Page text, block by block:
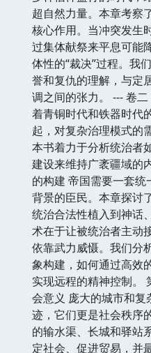
超自然力量。本章考察
核心作用。当冲突发生
过集体献祭来平息可能
体性的“裁决”过程。我
誉和复仇的理解，与定
调之间的张力。 --- 卷
着青铜时代和铁器时代
起，对复杂治理模式的
本书着力于分析统治者
建设来维持广袤疆域的
的构建 帝国需要一套统
背景的臣民。本章探讨
统治合法性植入到神话
术在于让被统治者主动
依靠武力威慑。我们分
象构建，如何通过高效
实现远程的精神控制。
会意义 庞大的城市和
迹，它们更是社会秩序
的输水渠、长城和驿站
定社会、促进贸易，并